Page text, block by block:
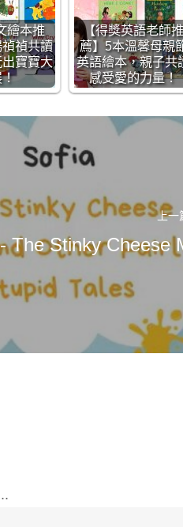
繪本推
禎共讀
寶寶大
！
【得獎英語老師推
薦】5本溫馨母親
英語繪本，親子共
感受愛的力量！
上一
The Stinky Cheese